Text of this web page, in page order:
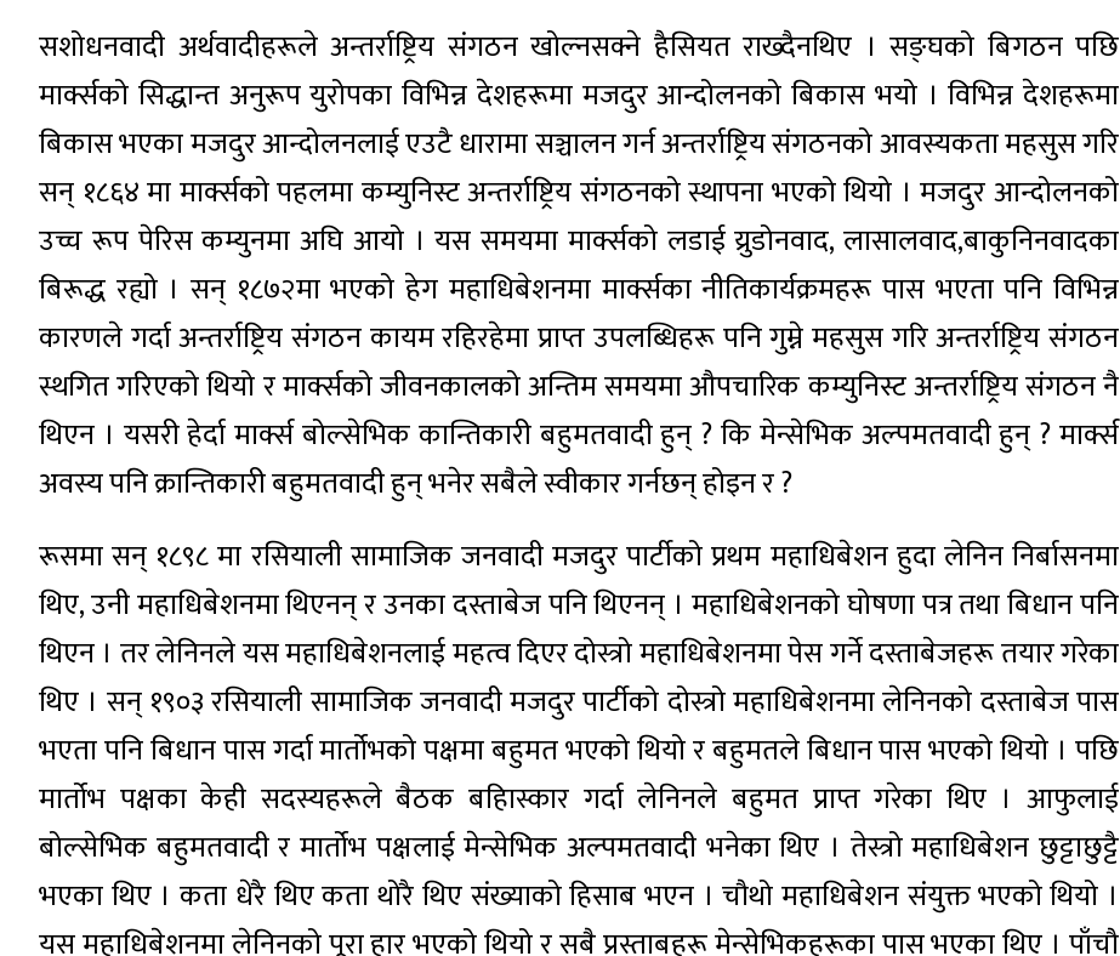
सशोधनवादी अर्थवादीहरूले अन्तर्राष्ट्रिय संगठन खोल्नसक्ने हैसियत राख्दैनथिए । सङ्घको बिगठन पछि
मार्क्सको सिद्धान्त अनुरूप युरोपका विभिन्न देशहरूमा मजदुर आन्दोलनको बिकास भयो । विभिन्न देशहरूमा
बिकास भएका मजदुर आन्दोलनलाई एउटै धारामा सञ्चालन गर्न अन्तर्राष्ट्रिय संगठनको आवस्यकता महसुस गरि
सन् १८६४ मा मार्क्सको पहलमा कम्युनिस्ट अन्तर्राष्ट्रिय संगठनको स्थापना भएको थियो । मजदुर आन्दोलनको
उच्च रूप पेरिस कम्युनमा अघि आयो । यस समयमा मार्क्सको लडाई य्रुडोनवाद, लासालवाद,बाकुनिनवादका
बिरूद्ध रह्यो । सन् १८७२मा भएको हेग महाधिबेशनमा मार्क्सका नीतिकार्यक्रमहरू पास भएता पनि विभिन्न
कारणले गर्दा अन्तर्राष्ट्रिय संगठन कायम रहिरहेमा प्राप्त उपलब्धिहरू पनि गुम्ने महसुस गरि अन्तर्राष्ट्रिय संगठन
स्थगित गरिएको थियो र मार्क्सको जीवनकालको अन्तिम समयमा औपचारिक कम्युनिस्ट अन्तर्राष्ट्रिय संगठन नै
थिएन । यसरी हेर्दा मार्क्स बोल्सेभिक कान्तिकारी बहुमतवादी हुन् ? कि मेन्सेभिक अल्पमतवादी हुन् ? मार्क्स
अवस्य पनि क्रान्तिकारी बहुमतवादी हुन् भनेर सबैले स्वीकार गर्नछन् होइन र ?
रूसमा सन् १८९८ मा रसियाली सामाजिक जनवादी मजदुर पार्टीको प्रथम महाधिबेशन हुदा लेनिन निर्बासनमा
थिए, उनी महाधिबेशनमा थिएनन् र उनका दस्ताबेज पनि थिएनन् । महाधिबेशनको घोषणा पत्र तथा बिधान पनि
थिएन । तर लेनिनले यस महाधिबेशनलाई महत्व दिएर दोस्त्रो महाधिबेशनमा पेस गर्ने दस्ताबेजहरू तयार गरेका
थिए । सन् १९०३ रसियाली सामाजिक जनवादी मजदुर पार्टीको दोस्त्रो महाधिबेशनमा लेनिनको दस्ताबेज पास
भएता पनि बिधान पास गर्दा मार्तोभको पक्षमा बहुमत भएको थियो र बहुमतले बिधान पास भएको थियो । पछि
मार्तोभ पक्षका केही सदस्यहरूले बैठक बहिास्कार गर्दा लेनिनले बहुमत प्राप्त गरेका थिए । आफुलाई
बोल्सेभिक बहुमतवादी र मार्तोभ पक्षलाई मेन्सेभिक अल्पमतवादी भनेका थिए । तेस्त्रो महाधिबेशन छुट्टाछुट्टै
भएका थिए । कता धेरै थिए कता थोरै थिए संख्याको हिसाब भएन । चौथो महाधिबेशन संयुक्त भएको थियो ।
यस महाधिबेशनमा लेनिनको पूरा हार भएको थियो र सबै प्रस्ताबहरू मेन्सेभिकहरूका पास भएका थिए । पाँचौ